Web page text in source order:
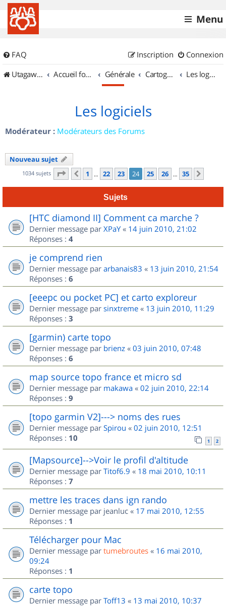
Menu
FAQ Connexion
Inscription
UtagawaVTT (Randos VTT et VTTAE avec traces GPS)
Accueil forum Générale Cartographie et GPS Les logiciels
Les logiciels
Modérateur : Modérateurs des Forums
Nouveau sujet
1034 sujets Page 24 sur35
Précédent
1 … 22 23 24 25 26 … 35
Sujets
[HTC diamond II] Comment ca marche ?
Dernier message par XPaY« 14 juin 2010, 21:02
Réponses : 4
je comprend rien
Dernier message par arbanais83 « 13 juin 2010, 21:54
Réponses : 6
[eeepc ou pocket PC] et carto exploreur
Dernier message par sinxtreme « 13 juin 2010, 11:29
Réponses : 3
[garmin) carte topo
Dernier message par brienz « 03 juin 2010, 07:48
Réponses : 6
map source topo france et micro sd
Dernier message par makawa « 02 juin 2010, 22:14
Réponses : 9
[topo garmin V2]---> noms des rues
Dernier message par Spirou « 02 juin 2010, 12:51
Réponses : 10 1 2
[Mapsource]-->Voir le profil d'altitude
Dernier message par Titof6.9 « 18 mai 2010, 10:11
Réponses : 7
mettre les traces dans ign rando
Dernier message par jeanluc « 17 mai 2010, 12:55
Réponses : 1
Télécharger pour Mac
Dernier message par tumebroutes « 16 mai 2010,
09:24
Réponses : 1
carte topo
Dernier message par Toff13 « 13 mai 2010, 10:37